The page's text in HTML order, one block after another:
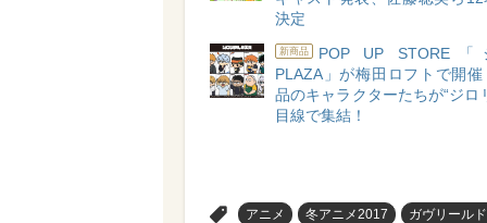
決定
新商品
POP UP STORE
PLAZA」が梅田ロフトで開
品のキャラクターたちが“ジロ
目線で集結！
アニメ 冬アニメ2017 ガヴリール